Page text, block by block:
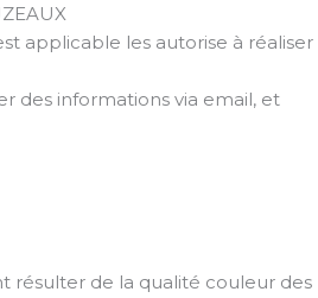
applicable les autorise à réaliser
des informations via email, et
résulter de la qualité couleur des